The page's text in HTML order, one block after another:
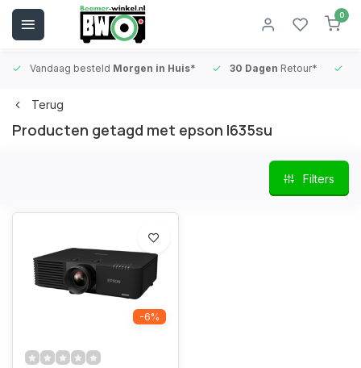
0
Vandaag besteld Morgen in Huis* 30 Dagen Retour*
Terug
Producten getagd met epson l635su
Filters
-6%